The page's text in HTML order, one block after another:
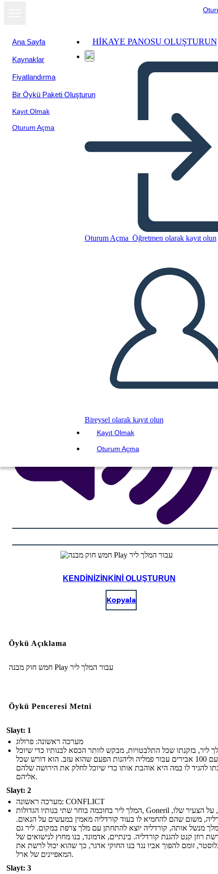
Ana Sayfa
Kaynaklar
Fiyatlandırma
Bir Öykü Paketi Oluşturun
Kayıt Olmak
Oturum Açma
HIKAYE PANOSU OLUŞTURUN
Oturum Açma Öğretmen olarak kayıt olun
Bireysel olarak kayıt olun
Kayıt Olmak
Oturum Açma
ליר
Bu Öykü Panosunu kopyala
BİR HİKAYE PANOSU OLUŞTUR
SLAYT GÖSTERİSİNİ OYNAT
BENİ OKU
KENDINIZINKINI OLUŞTURUN
Kopyala
Öykü Açıklama
חמש חוק מבנה Play עבור המלך ליר
Öykü Penceresi Metni
Slayt: 1
מערכה ראשונה: פרולוג
ליר, בזקנתו שכל התלבטויות, מבקש לוותר הכסא לבנותיו כדי שיוכל
לפרוש עם 100 אבירים עבור פמליה וליהנות הפעם שהוא עזב. הוא דורש שכל
להגיד לו כמה היא אוהבת אותו כדי שיוכל לחלק את הירושה שלהם
אליהם.
Slayt: 2
מערכה ראשונה: CONFLICT
המלך ליר בחוכמה בוחר שתי בנותיו הגדולות, Goneril ו רגן, על הצעיר שלו,
משום שהם להחמיא לו בעוד קורדליה מאמין במעשים על הנאום.
מנשל אותה, קורדליה יוצא להתחתן עם מלך צרפת במקום. ליר גם
רוזן קנט להגנת קורדליה. בינתיים, אדמונד, בנו מחוץ לנישואים של
גלוסטר, זומם להפוך אביו נגד בנו החוקי אדגר, כך שהוא יכול לרשת את
המאפיינים של ארל.
Slayt: 3